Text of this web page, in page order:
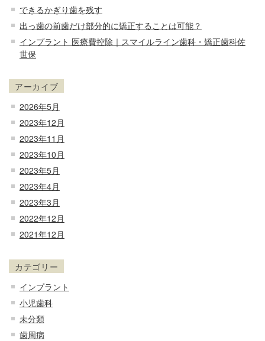
できるかぎり歯を残す
出っ歯の前歯だけ部分的に矯正することは可能？
インプラント 医療費控除｜スマイルライン歯科・矯正歯科佐
世保
アーカイブ
2026年5月
2023年12月
2023年11月
2023年10月
2023年5月
2023年4月
2023年3月
2022年12月
2021年12月
カテゴリー
インプラント
小児歯科
未分類
歯周病